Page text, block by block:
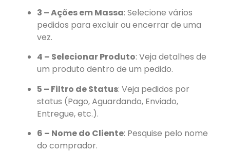
3 – Ações em Massa: Selecione vários
pedidos para excluir ou encerrar de uma
vez.
4 – Selecionar Produto: Veja detalhes de
um produto dentro de um pedido.
5 – Filtro de Status: Veja pedidos por
status (Pago, Aguardando, Enviado,
Entregue, etc.).
6 – Nome do Cliente: Pesquise pelo nome
do comprador.